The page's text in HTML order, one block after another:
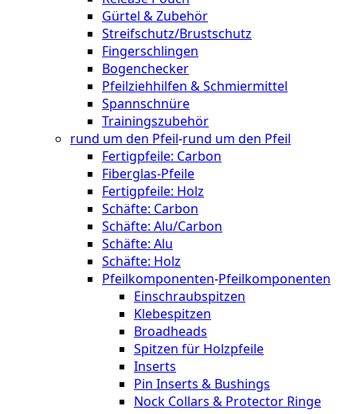
Gürtel & Zubehör
Streifschutz/Brustschutz
Fingerschlingen
Bogenchecker
Pfeilziehhilfen & Schmiermittel
Spannschnüre
Trainingszubehör
rund um den Pfeil-rund um den Pfeil
Fertigpfeile: Carbon
Fiberglas-Pfeile
Fertigpfeile: Holz
Schäfte: Carbon
Schäfte: Alu/Carbon
Schäfte: Alu
Schäfte: Holz
Pfeilkomponenten-Pfeilkomponenten
Einschraubspitzen
Klebespitzen
Broadheads
Spitzen für Holzpfeile
Inserts
Pin Inserts & Bushings
Nock Collars & Protector Ringe